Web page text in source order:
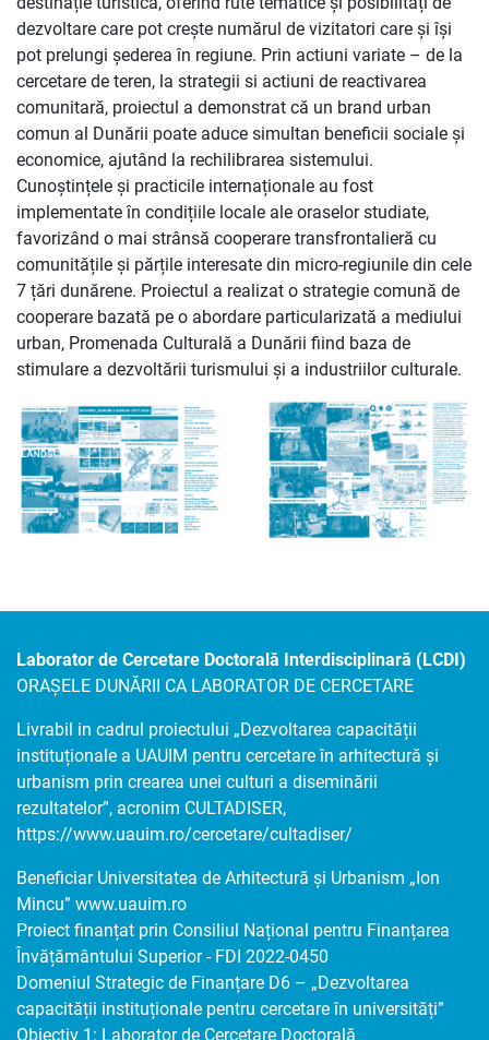
dezvoltare care pot crește numărul de vizitatori care și își
pot prelungi șederea în regiune. Prin actiuni variate – de la
cercetare de teren, la strategii si actiuni de reactivarea
comunitară, proiectul a demonstrat că un brand urban
comun al Dunării poate aduce simultan beneficii sociale și
economice, ajutând la rechilibrarea sistemului.
Cunoștințele și practicile internaționale au fost
implementate în condițiile locale ale oraselor studiate,
favorizând o mai strânsă cooperare transfrontalieră cu
comunitățile și părțile interesate din micro-regiunile din cele
7 țări dunărene. Proiectul a realizat o strategie comună de
cooperare bazată pe o abordare particularizată a mediului
urban, Promenada Culturală a Dunării fiind baza de
stimulare a dezvoltării turismului și a industriilor culturale.
Laborator de Cercetare Doctorală Interdisciplinară (LCDI)
ORAȘELE DUNĂRII CA LABORATOR DE CERCETARE
Livrabil in cadrul proiectului „Dezvoltarea capacității
instituționale a UAUIM pentru cercetare în arhitectură și
urbanism prin crearea unei culturi a diseminării
rezultatelor”, acronim CULTADISER,
https://www.uauim.ro/cercetare/cultadiser/
Beneficiar Universitatea de Arhitectură și Urbanism „Ion
Mincu” www.uauim.ro
Proiect finanțat prin Consiliul Național pentru Finanțarea
Învățământului Superior - FDI 2022-0450
Domeniul Strategic de Finanțare D6 – „Dezvoltarea
capacității instituționale pentru cercetare în universități”
Obiectiv 1: Laborator de Cercetare Doctorală